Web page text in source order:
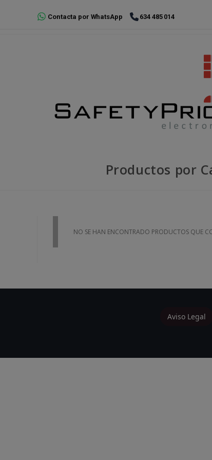
Contacta por WhatsApp 634 485 014
Productos por
NO SE HAN ENCONTRADO PRODUCTOS QUE
Aviso Legal